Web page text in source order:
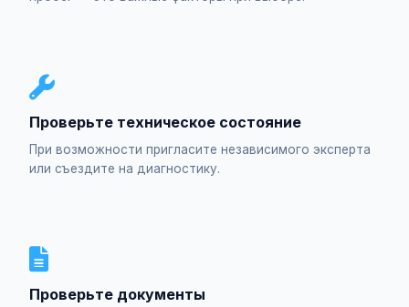
Проверьте техническое состояние
При возможности пригласите независимого эксперта
или съездите на диагностику.
Проверьте документы